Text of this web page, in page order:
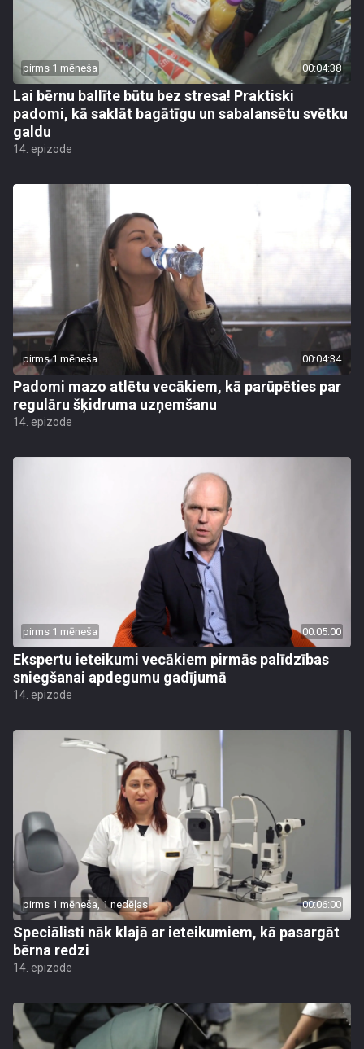
pirms 1 mēneša 00:04:38
Lai bērnu ballīte būtu bez stresa! Praktiski
padomi, kā saklāt bagātīgu un sabalansētu svētku
galdu
14. epizode
pirms 1 mēneša 00:04:34
Padomi mazo atlētu vecākiem, kā parūpēties par
regulāru šķidruma uzņemšanu
14. epizode
pirms 1 mēneša 00:05:00
Ekspertu ieteikumi vecākiem pirmās palīdzības
sniegšanai apdegumu gadījumā
14. epizode
pirms 1 mēneša, 1 nedēļas 00:06:00
Speciālisti nāk klajā ar ieteikumiem, kā pasargāt
bērna redzi
14. epizode